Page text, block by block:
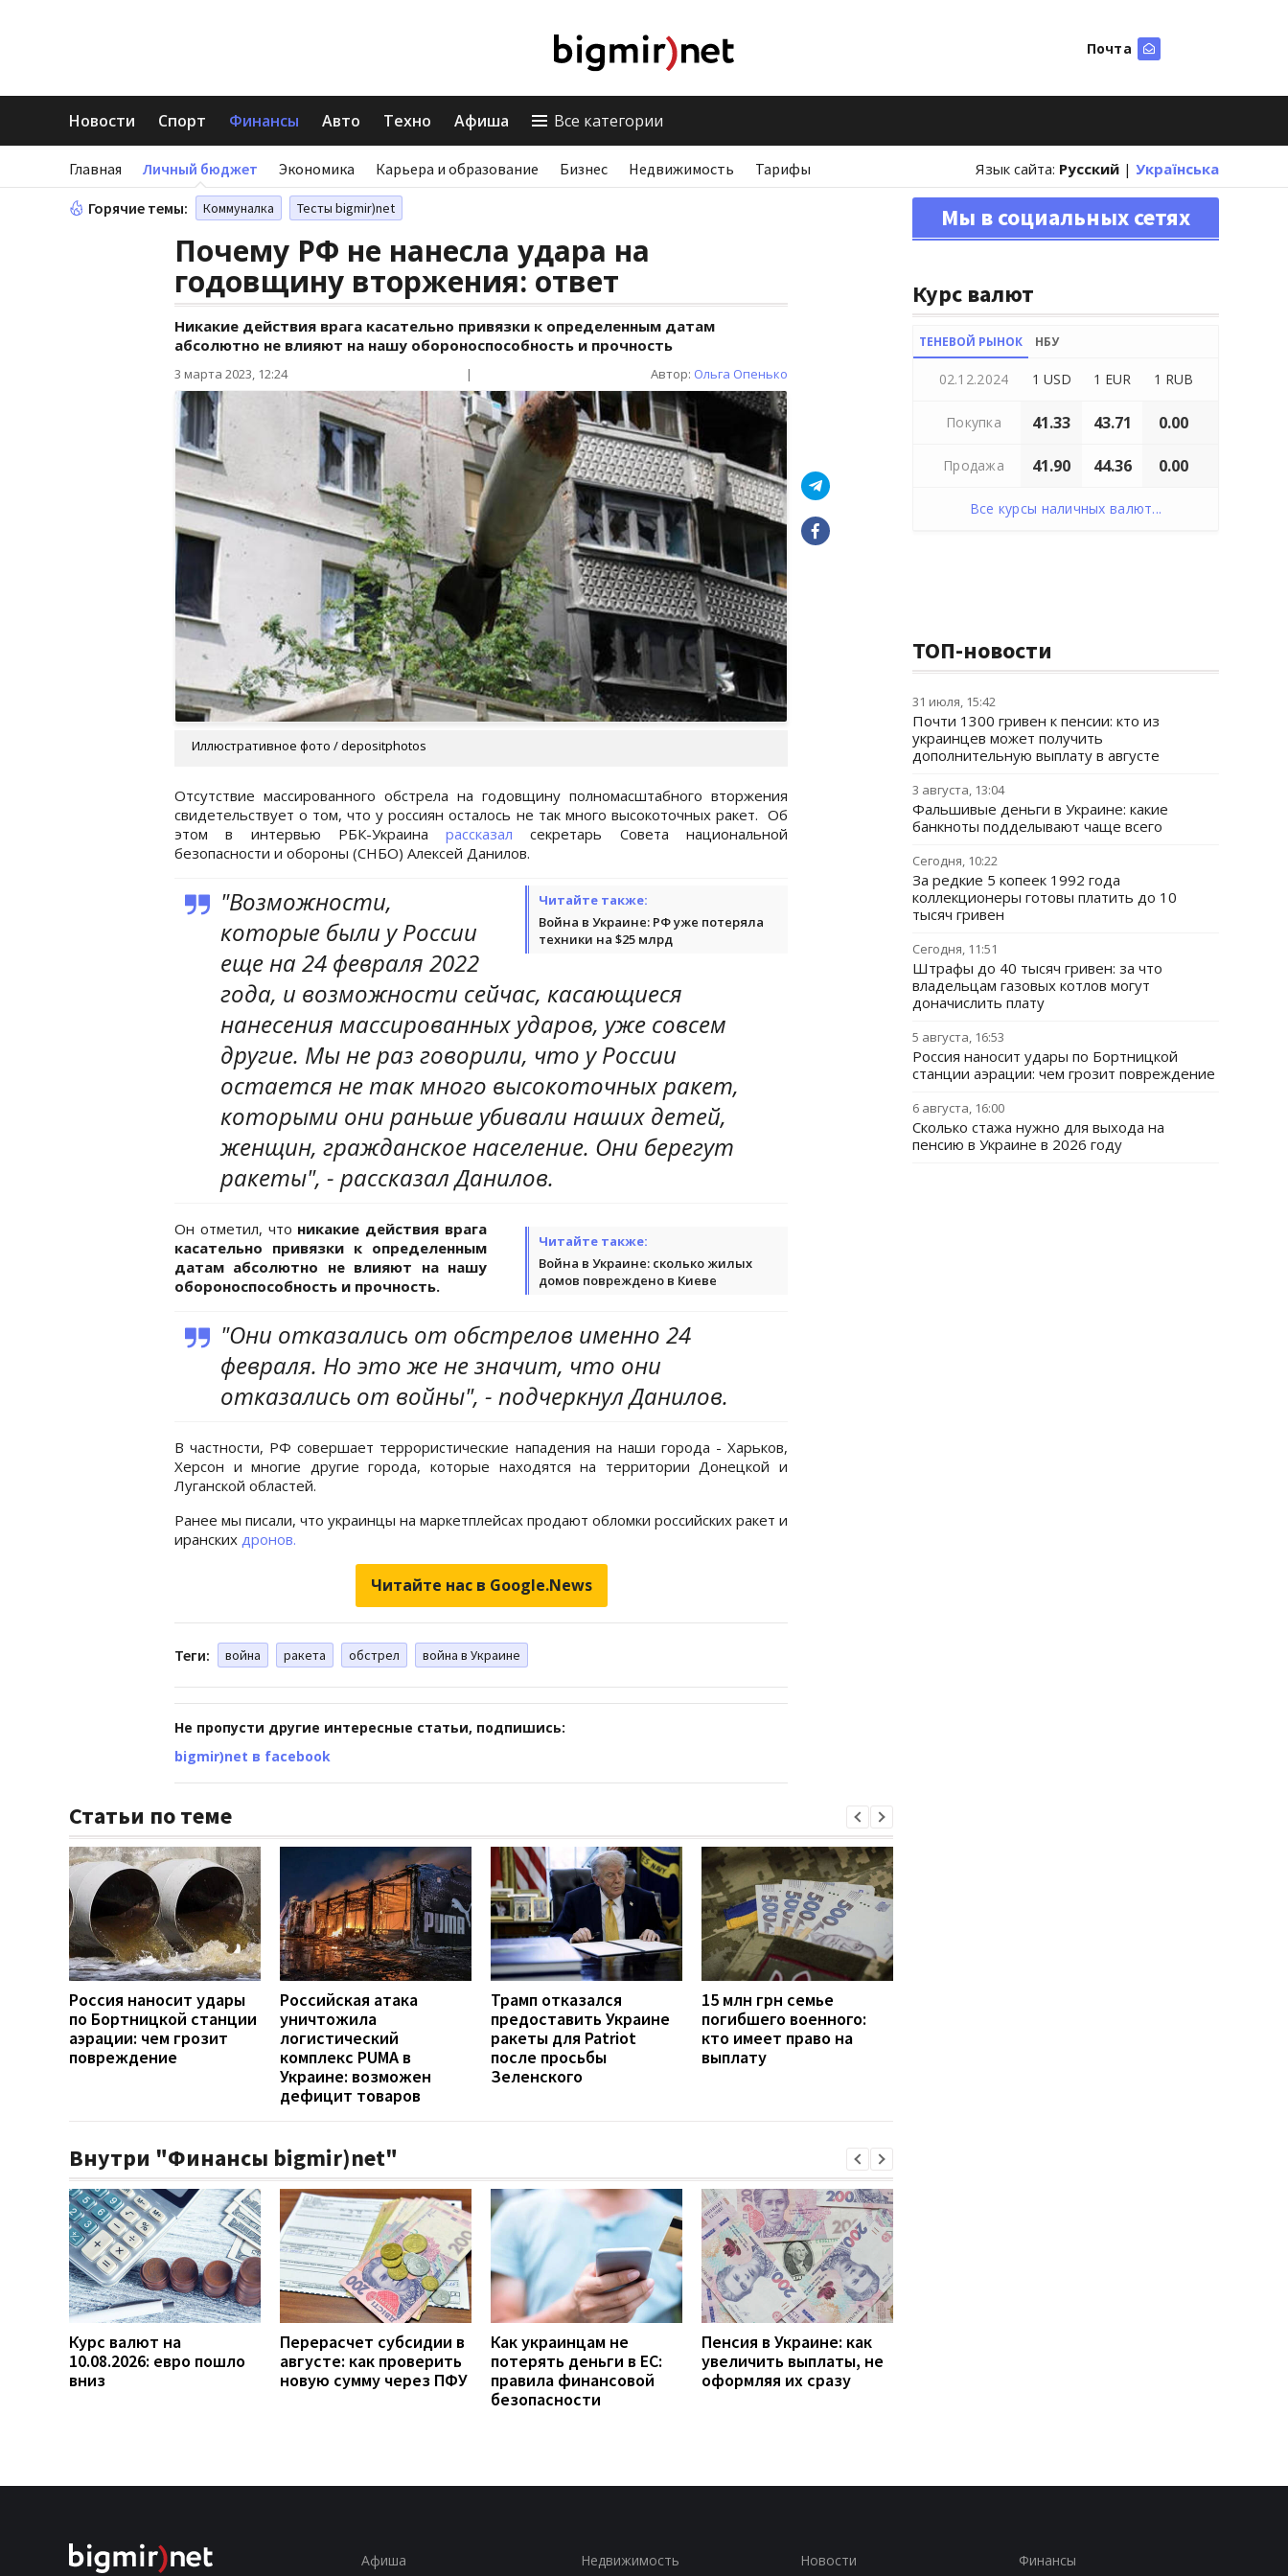
Почта
Новости Спорт Финансы Авто Техно Афиша Все категории
Главная Личный бюджет Экономика Карьера и образование Бизнес Недвижимость Тарифы Язык сайта: Русский | Українська
Горячие темы: Коммуналка Тесты bigmir)net
Почему РФ не нанесла удара на
годовщину вторжения: ответ
Никакие действия врага касательно привязки к определенным датам
абсолютно не влияют на нашу обороноспособность и прочность
3 марта 2023, 12:24 | Автор: Ольга Опенько
Иллюстративное фото / depositphotos
Отсутствие массированного обстрела на годовщину полномасштабного вторжения
свидетельствует о том, что у россиян осталось не так много высокоточных ракет. Об
этом в интервью РБК-Украинарассказал секретарь Совета национальной
безопасности и обороны (СНБО) Алексей Данилов.
Читайте также:
Война в Украине: РФ уже потеряла
техники на $25 млрд
"Возможности,
которые были у России
еще на 24 февраля 2022
года, и возможности сейчас, касающиеся
нанесения массированных ударов, уже совсем
другие. Мы не раз говорили, что у России
остается не так много высокоточных ракет,
которыми они раньше убивали наших детей,
женщин, гражданское население. Они берегут
ракеты", - рассказал Данилов.
Читайте также:
Война в Украине: сколько жилых
домов повреждено в Киеве
Он отметил, что никакие действия врага
касательно привязки к определенным
датам абсолютно не влияют на нашу
обороноспособность и прочность.
"Они отказались от обстрелов именно 24
февраля. Но это же не значит, что они
отказались от войны", - подчеркнул Данилов.
В частности, РФ совершает террористические нападения на наши города - Харьков,
Херсон и многие другие города, которые находятся на территории Донецкой и
Луганской областей.
Ранее мы писали, что украинцы на маркетплейсах продают обломки российских ракет и
иранских дронов.
Читайте нас в Google.News
Теги: война ракета обстрел война в Украине
Не пропусти другие интересные статьи, подпишись:
bigmir)net в facebook
Статьи по теме
Россия наносит удары
по Бортницкой станции
аэрации: чем грозит
повреждение
Российская атака
уничтожила
логистический
комплекс PUMA в
Украине: возможен
дефицит товаров
Трамп отказался
предоставить Украине
ракеты для Patriot
после просьбы
Зеленского
15 млн грн семье
погибшего военного:
кто имеет право на
выплату
Внутри "Финансы bigmir)net"
Курс валют на
10.08.2026: евро пошло
вниз
Перерасчет субсидии в
августе: как проверить
новую сумму через ПФУ
Как украинцам не
потерять деньги в ЕС:
правила финансовой
безопасности
Пенсия в Украине: как
увеличить выплаты, не
оформляя их сразу
Мы в социальных сетях
Курс валют
ТЕНЕВОЙ РЫНОК НБУ
02.12.2024 1 USD 1 EUR 1 RUB
Покупка 41.33 43.71 0.00
Продажа 41.90 44.36 0.00
Все курсы наличных валют...
ТОП-новости
31 июля, 15:42
Почти 1300 гривен к пенсии: кто из
украинцев может получить
дополнительную выплату в августе
3 августа, 13:04
Фальшивые деньги в Украине: какие
банкноты подделывают чаще всего
Сегодня, 10:22
За редкие 5 копеек 1992 года
коллекционеры готовы платить до 10
тысяч гривен
Сегодня, 11:51
Штрафы до 40 тысяч гривен: за что
владельцам газовых котлов могут
доначислить плату
5 августа, 16:53
Россия наносит удары по Бортницкой
станции аэрации: чем грозит повреждение
6 августа, 16:00
Сколько стажа нужно для выхода на
пенсию в Украине в 2026 году
Афиша Недвижимость Новости Финансы